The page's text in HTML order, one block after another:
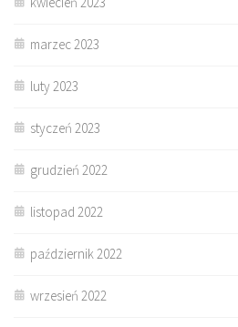
marzec 2023
luty 2023
styczeń 2023
grudzień 2022
listopad 2022
październik 2022
wrzesień 2022